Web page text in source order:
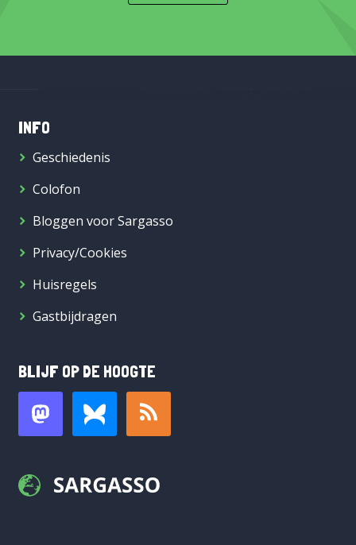
INFO
Geschiedenis
Colofon
Bloggen voor Sargasso
Privacy/Cookies
Huisregels
Gastbijdragen
BLIJF OP DE HOOGTE